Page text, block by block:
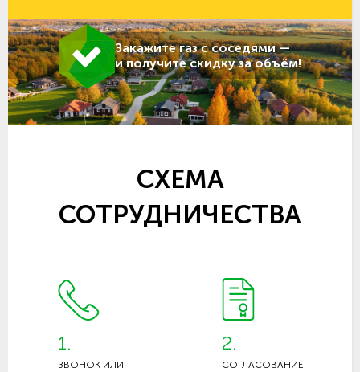
Закажите газ с соседями —
и получите скидку за объём!
СХЕМА
СОТРУДНИЧЕСТВА
1.
ЗВОНОК ИЛИ
2.
СОГЛАСОВАНИЕ